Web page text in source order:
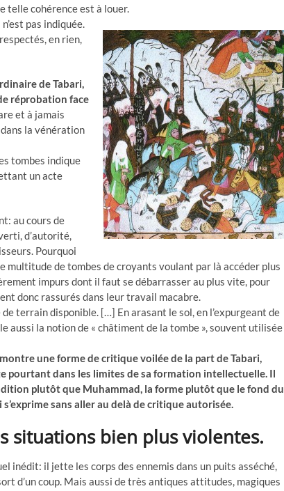
telle cohérence est à louer.
pas indiquée.
en rien,
de Tabari,
réprobation face
et à jamais
la vénération
tombes indique
un acte
au cours de
d’autorité,
Pourquoi
multitude de tombes de croyants voulant par là accéder plus
impurs dont il faut se débarrasser au plus vite, pour
donc rassurés dans leur travail macabre.
terrain disponible. […] En arasant le sol, en l’expurgeant de
aussi la notion de « châtiment de la tombe », souvent utilisée
une forme de critique voilée de la part de Tabari,
pourtant dans les limites de sa formation intellectuelle. Il
plutôt que Muhammad, la forme plutôt que le fond du
sans aller au delà de critique autorisée.
situations bien plus violentes.
inédit: il jette les corps des ennemis dans un puits asséché,
d’un coup. Mais aussi de très antiques attitudes, magiques